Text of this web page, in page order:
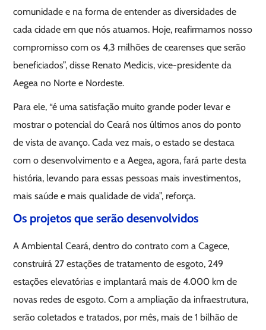
comunidade e na forma de entender as diversidades de
cada cidade em que nós atuamos. Hoje, reafirmamos nosso
compromisso com os 4,3 milhões de cearenses que serão
beneficiados”, disse Renato Medicis, vice-presidente da
Aegea no Norte e Nordeste.
Para ele, “é uma satisfação muito grande poder levar e
mostrar o potencial do Ceará nos últimos anos do ponto
de vista de avanço. Cada vez mais, o estado se destaca
com o desenvolvimento e a Aegea, agora, fará parte desta
história, levando para essas pessoas mais investimentos,
mais saúde e mais qualidade de vida”, reforça.
Os projetos que serão desenvolvidos
A Ambiental Ceará, dentro do contrato com a Cagece,
construirá 27 estações de tratamento de esgoto, 249
estações elevatórias e implantará mais de 4.000 km de
novas redes de esgoto. Com a ampliação da infraestrutura,
serão coletados e tratados, por mês, mais de 1 bilhão de